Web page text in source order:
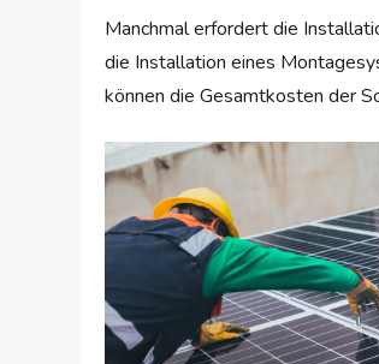
Manchmal erfordert die
die Installation eines
können die Gesamtkosten der